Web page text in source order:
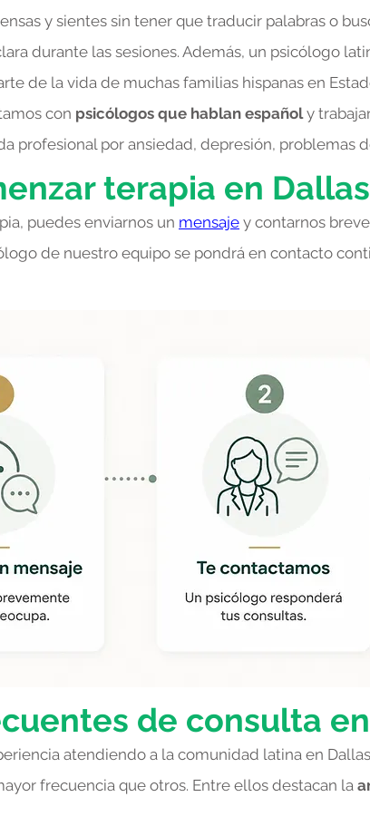
y sientes sin tener que traducir palabras o
durante las sesiones. Además, un psicólogo
de la vida de muchas familias hispanas en
con psicólogos que hablan españoly
profesional por ansiedad, depresión, problemas
terapia en
puedes enviarnos un mensaje y contarnos
de nuestro equipo se pondrá en contacto
de consulta
atendiendo a la comunidad latina en
frecuencia que otros. Entre ellos destacan la